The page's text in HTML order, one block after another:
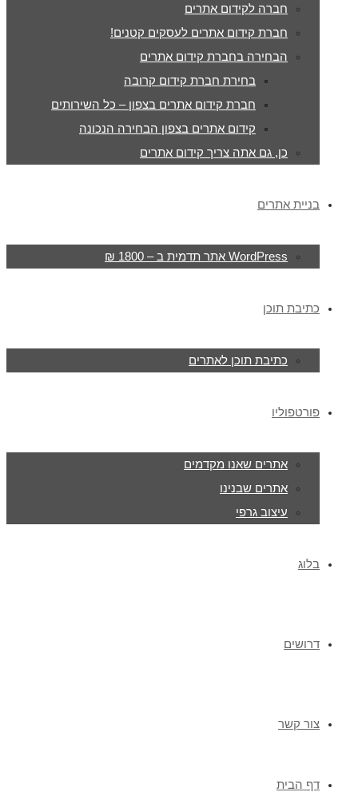
חברה לקידום אתרים
חברת קידום אתרים לעסקים קטנים!
הבחירה בחברת קידום אתרים
בחירת חברת קידום קרובה
חברת קידום אתרים בצפון – כל השירותים
קידום אתרים בצפון הבחירה הנכונה
כן, גם אתה צריך קידום אתרים
בניית אתרים
WordPress אתר תדמית ב – 1800 ₪
כתיבת תוכן
כתיבת תוכן לאתרים
פורטפוליו
אתרים שאנו מקדמים
אתרים שבנינו
עיצוב גרפי
בלוג
דרושים
צור קשר
דף הבית